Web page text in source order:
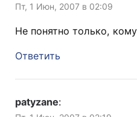
Пт, 1 Июн, 2007 в 02:09
Не понятно только,
Ответить
patyzane: